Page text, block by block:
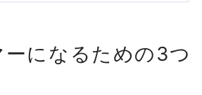
になるための3つ